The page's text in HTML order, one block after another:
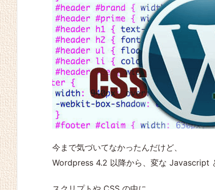
今まで気づいてなかったんだけど、
Wordpress 4.2 以降から、変な Javascript